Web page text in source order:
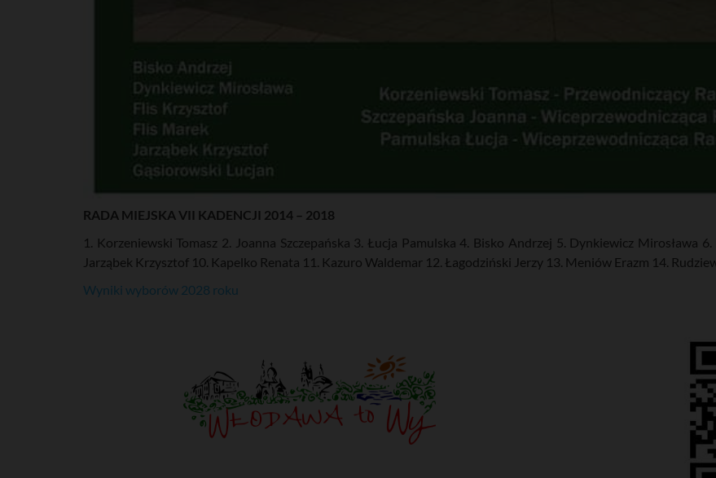
RADA MIEJSKA VII KADENCJI 2014 – 2018
1. Korzeniewski Tomasz 2. Joanna Szczepańska 3. Łucja Pamulska 4. Bisko Andrzej 5. Dynkiewicz Mirosława
Jarząbek Krzysztof 10. Kapelko Renata 11. Kazuro Waldemar 12. Łagodziński Jerzy 13. Meniów Erazm 14.
Wyniki wyborów 2028 roku